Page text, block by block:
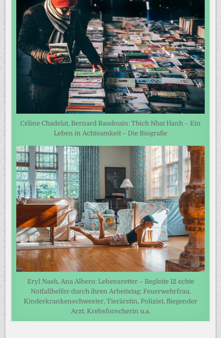
Céline Chadelat, Bernard Baudouin: Thich Nhat Hanh – Ein
Leben in Achtsamkeit – Die Biografie
Eryl Nash, Ana Albero: Lebensretter – Begleite 12 echte
Notfallhelfer durch ihren Arbeitstag: Feuerwehrfrau,
Kinderkrankenschwester, Tierärztin, Polizist, fliegender
Arzt, Krebsforscherin u.a.